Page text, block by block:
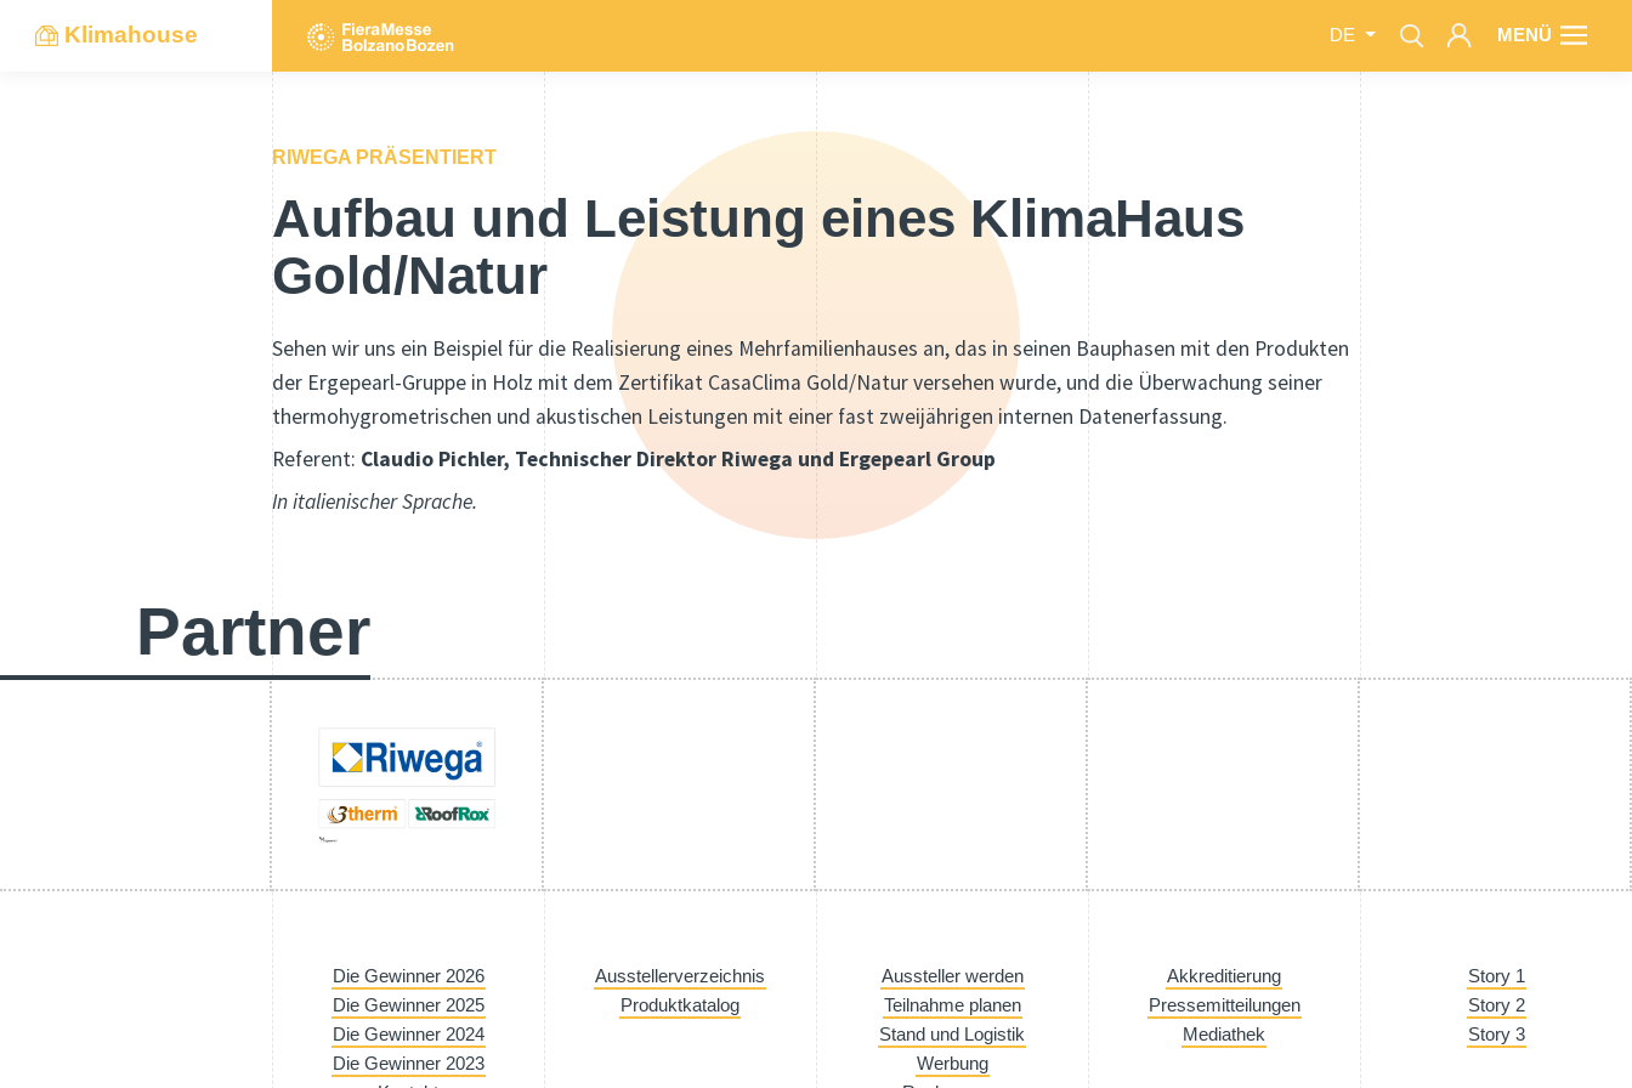
Klimahouse DE MENÜ
RIWEGA PRÄSENTIERT
Aufbau und Leistung eines KlimaHaus
Gold/Natur
Sehen wir uns ein Beispiel für die Realisierung eines Mehrfamilienhauses an, das in seinen Bauphasen mit den Produkten
der Ergepearl-Gruppe in Holz mit dem Zertifikat CasaClima Gold/Natur versehen wurde, und die Überwachung seiner
thermohygrometrischen und akustischen Leistungen mit einer fast zweijährigen internen Datenerfassung.
Referent: Claudio Pichler, Technischer Direktor Riwega und Ergepearl Group
In italienischer Sprache.
Partner
Die Gewinner 2026
Die Gewinner 2025
Die Gewinner 2024
Die Gewinner 2023
Ausstellerverzeichnis
Produktkatalog
Aussteller werden
Teilnahme planen
Stand und Logistik
Werbung
Akkreditierung
Pressemitteilungen
Mediathek
Story 1
Story 2
Story 3